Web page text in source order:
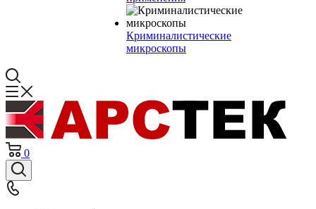
Криминалистические
микроскопы
0